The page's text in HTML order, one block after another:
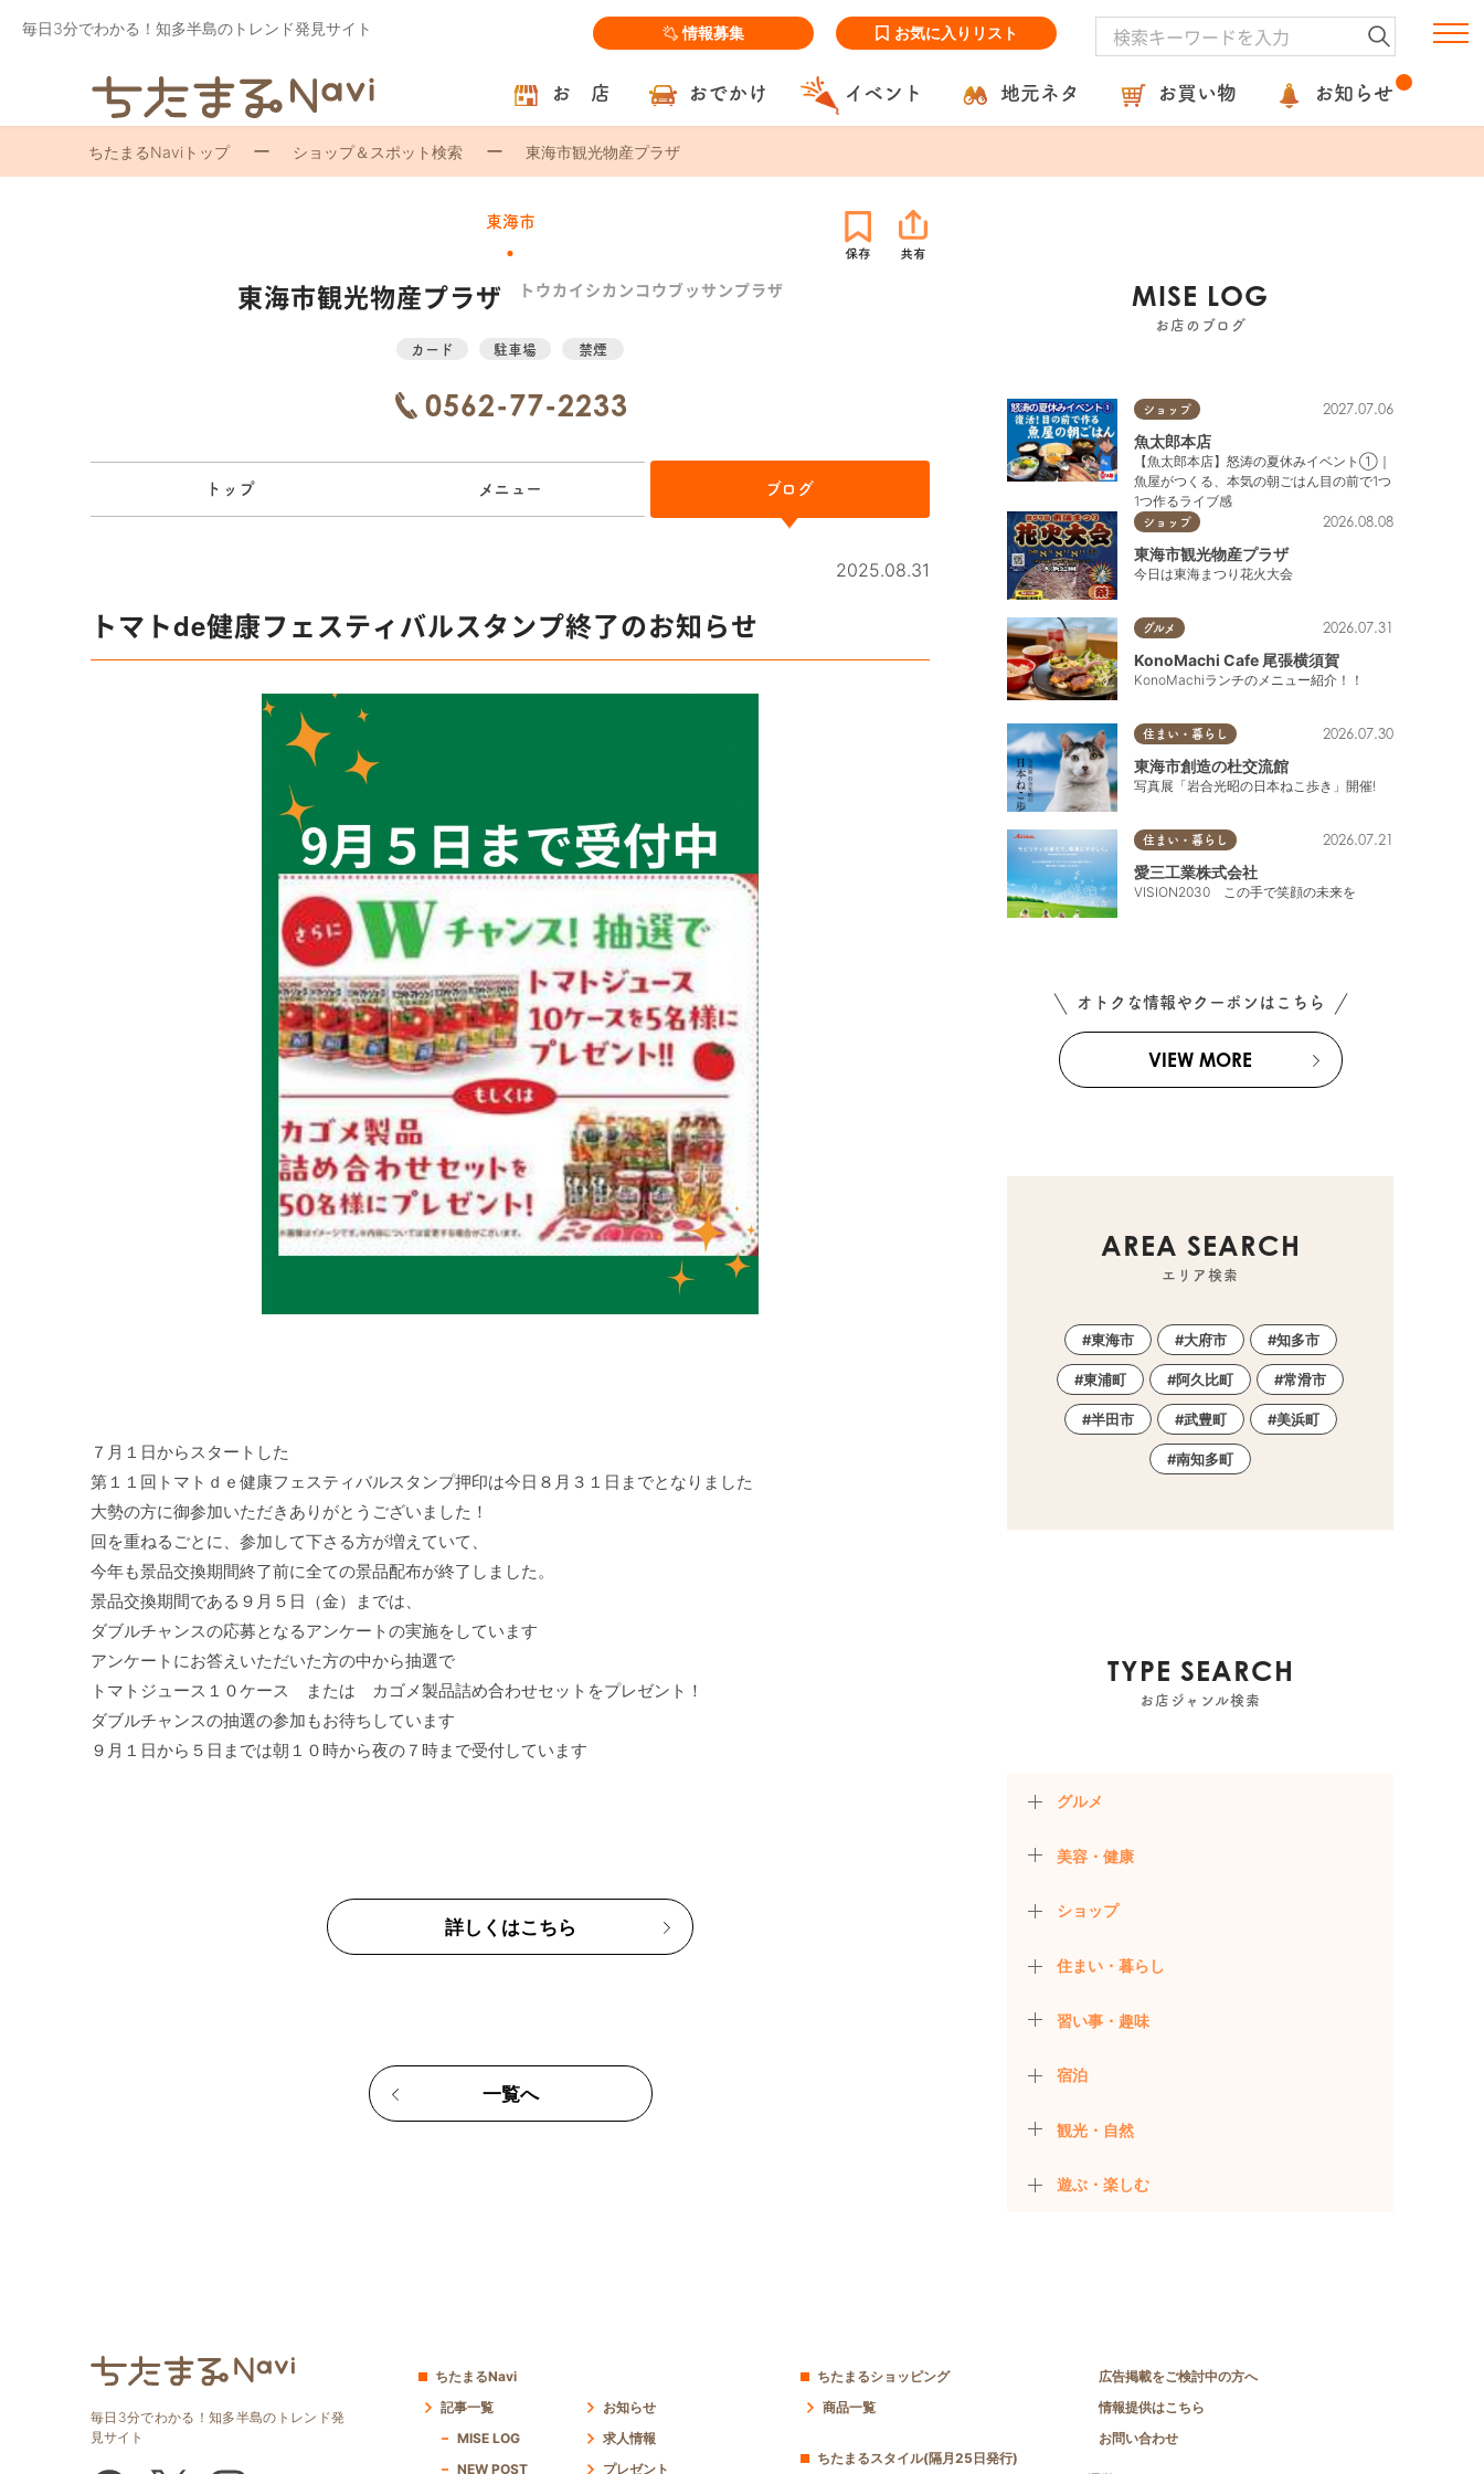
毎日3分でわかる！知多半島のトレンド発見サイト 情報募集 お気に入りリスト
お 店 おでかけ イベント 地元ネタ お買い物 お知らせ
ちたまるNaviトップ ショップ＆スポット検索 東海市観光物産プラザ
東海市
東海市観光物産プラザ トウカイシカンコウブッサンプラザ
カード 駐車場 禁煙
0562-77-2233
トップ メニュー ブログ
2025.08.31
トマトde健康フェスティバルスタンプ終了のお知らせ
７月１日からスタートした
第１１回トマトｄｅ健康フェスティバルスタンプ押印は今日８月３１日までとなりました
大勢の方に御参加いただきありがとうございました！
回を重ねるごとに、参加して下さる方が増えていて、
今年も景品交換期間終了前に全ての景品配布が終了しました。
景品交換期間である９月５日（金）までは、
ダブルチャンスの応募となるアンケートの実施をしています
アンケートにお答えいただいた方の中から抽選で
トマトジュース１０ケース　または　カゴメ製品詰め合わせセットをプレゼント！
ダブルチャンスの抽選の参加もお待ちしています
９月１日から５日までは朝１０時から夜の７時まで受付しています
詳しくはこちら
一覧へ
MISE LOG
お店のブログ
ショップ 2027.07.06
魚太郎本店
【魚太郎本店】怒涛の夏休みイベント①｜
魚屋がつくる、本気の朝ごはん目の前で1つ
1つ作るライブ感
ショップ 2026.08.08
東海市観光物産プラザ
今日は東海まつり花火大会
グルメ 2026.07.31
KonoMachi Cafe 尾張横須賀
KonoMachiランチのメニュー紹介！！
住まい・暮らし 2026.07.30
東海市創造の杜交流館
写真展「岩合光昭の日本ねこ歩き」開催!
住まい・暮らし 2026.07.21
愛三工業株式会社
VISION2030 この手で笑顔の未来を
オトクな情報やクーポンはこちら
VIEW MORE
AREA SEARCH
エリア検索
東海市 大府市 知多市
東浦町 阿久比町 常滑市
半田市 武豊町 美浜町
南知多町
TYPE SEARCH
お店ジャンル検索
グルメ
美容・健康
ショップ
住まい・暮らし
習い事・趣味
宿泊
観光・自然
遊ぶ・楽しむ
毎日3分でわかる！知多半島のトレンド発
見サイト
ちたまるNavi
記事一覧
MISE LOG
NEW POST
お知らせ
求人情報
プレゼント
ちたまるショッピング
商品一覧
ちたまるスタイル(隔月25日発行)
広告掲載をご検討中の方へ
情報提供はこちら
お問い合わせ